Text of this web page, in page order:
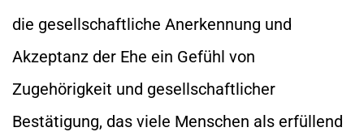
die gesellschaftliche Anerkennung und
Akzeptanz der Ehe ein Gefühl von
Zugehörigkeit und gesellschaftlicher
Bestätigung, das viele Menschen als erfüllend